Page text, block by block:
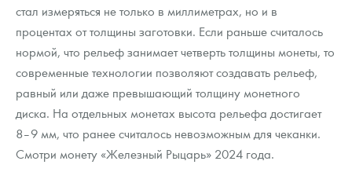
стал измеряться не только в миллиметрах, но и в
процентах от толщины заготовки. Если раньше считалось
нормой, что рельеф занимает четверть толщины монеты, то
современные технологии позволяют создавать рельеф,
равный или даже превышающий толщину монетного
диска. На отдельных монетах высота рельефа достигает
8–9 мм, что ранее считалось невозможным для чеканки.
Смотри монету «Железный Рыцарь» 2024 года.